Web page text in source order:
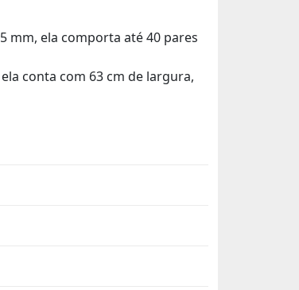
mm, ela comporta até 40 pares
conta com 63 cm de largura,